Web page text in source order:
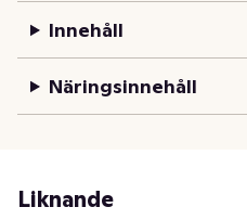
Innehåll
Näringsinnehåll
Liknande